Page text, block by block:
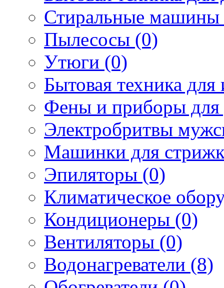
Стиральные машины
Пылесосы (0)
Утюги (0)
Бытовая техника
Фены и приборы для
Электробритвы
Машинки для
Эпиляторы (0)
Климатическое
Кондиционеры (0)
Вентиляторы (0)
Водонагреватели (8)